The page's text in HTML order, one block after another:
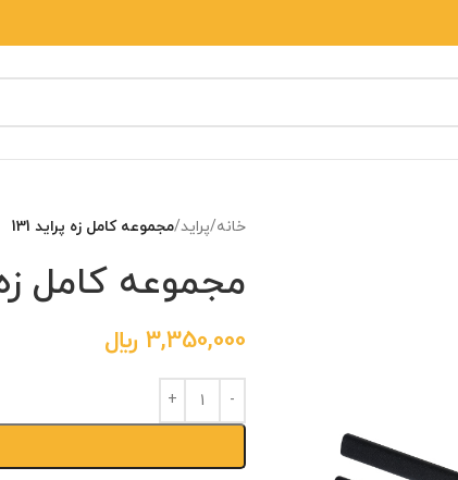
خانه/پراید/مجموعه کامل زه پراید 131
مجموعه کامل زه
3,350,000 ﷼